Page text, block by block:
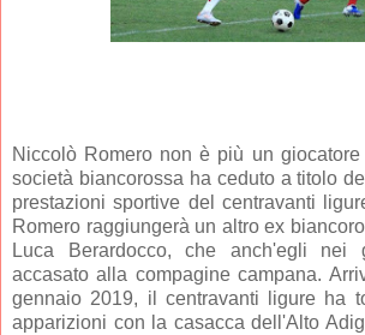
Niccolò Romero non è più un
società biancorossa ha ceduto a titolo
prestazioni sportive del centravanti
Romero raggiungerà un altro ex
Luca Berardocco, che anch'egli
accasato alla compagine campana.
gennaio 2019, il centravanti ligure ha
apparizioni con la casacca dell'Alto